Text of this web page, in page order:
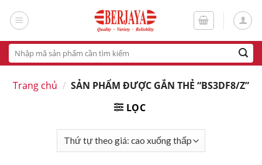
Tìm
kiếm:
Trang chủ / SẢN PHẨM ĐƯỢC GẮN THẺ “BS3DF8/Z”
LỌC